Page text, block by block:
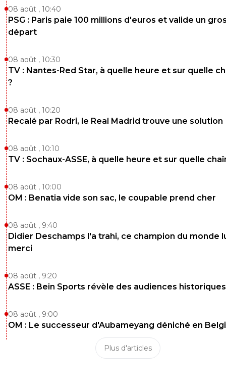
08 août , 10:40
PSG : Paris paie 100 millions d'euros et valide un
départ
08 août , 10:30
TV : Nantes-Red Star, à quelle heure et sur quelle
?
08 août , 10:20
Recalé par Rodri, le Real Madrid trouve une solution
08 août , 10:10
TV : Sochaux-ASSE, à quelle heure et sur quelle
08 août , 10:00
OM : Benatia vide son sac, le coupable prend cher
08 août , 9:40
Didier Deschamps l'a trahi, ce champion du monde
merci
08 août , 9:20
ASSE : Bein Sports révèle des audiences historiques
08 août , 9:00
OM : Le successeur d'Aubameyang déniché en
Plus d'articles